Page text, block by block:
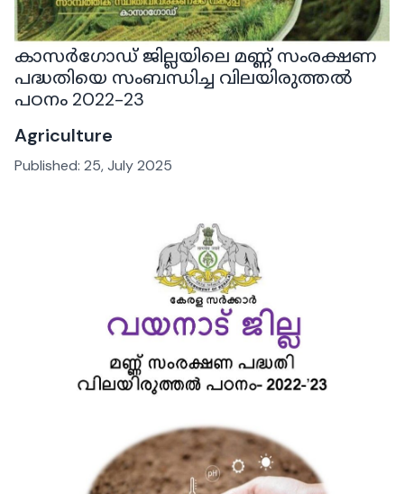
കാസർഗോഡ് ജില്ലയിലെ മണ്ണ് സംരക്ഷണ
പദ്ധതിയെ സംബന്ധിച്ച വിലയിരുത്തൽ
പഠനം 2022-23
Agriculture
Published: 25, July 2025